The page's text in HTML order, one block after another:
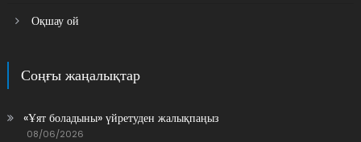
Оқшау ой
Соңғы жаңалықтар
«Ұят боладыны» үйретуден жалықпаңыз
08/06/2026